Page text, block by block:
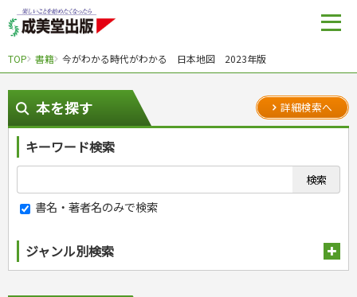
TOP 書籍 今がわかる時代がわかる 日本地図 2023年版
本を探す 詳細検索へ
キーワード検索
書名・著者名のみで検索
ジャンル別検索